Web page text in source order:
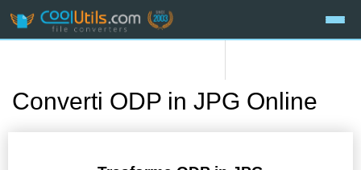
Converti ODP in JPG Online